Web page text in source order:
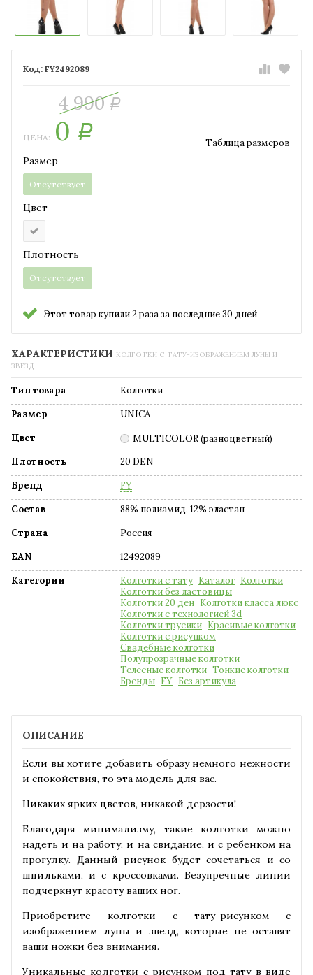
FY2492089
4 990Р
ЦЕНА: 0 Р
Таблица размеров
Размер
Отсутствует
Цвет
Плотность
Отсутствует
Этот товар купили 2 раза за последние 30 дней
ХАРАКТЕРИСТИКИ КОЛГОТКИ С ТАТУ-ИЗОБРАЖЕНИЕМ ЛУНЫ И
ЗВЕЗД
Тип товара
Колготки
Размер
UNICA
Цвет
MULTICOLOR (разноцветный)
Плотность
20 DEN
Бренд
FY
Состав
88% полиамид, 12% эластан
Страна
Россия
EAN
12492089
Категории
Колготки с тату Каталог Колготки
Колготки без ластовицы
Колготки 20 ден Колготки класса люкс
Колготки с технологией 3d
Колготки трусики Красивые колготки
Колготки с рисунком
Свадебные колготки
Полупрозрачные колготки
Телесные колготки Тонкие колготки
Бренды FY Без артикула
ОПИСАНИЕ
Если вы хотите добавить образу немного нежности
и спокойствия, то эта модель для вас.
Никаких ярких цветов, никакой дерзости!
Благодаря минимализму, такие колготки можно
надеть и на работу, и на свидание, и с ребенком на
прогулку. Данный рисунок будет сочетаться и со
шпильками, и с кроссовками. Безупречные линии
подчеркнут красоту ваших ног.
Приобретите колготки с тату-рисунком с
изображением луны и звезд, которые не оставят
ваши ножки без внимания.
Уникальные колготки с рисунком под тату в виде